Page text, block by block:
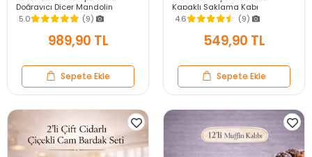
Doğrayıcı Dicer Mandolin
Dilimleyici Jülyen Kesici
Vegetable Chopper Seti
5.0 (9)
989,90 TL
Sepete Ekle
Kapaklı Saklama Kabı
Kahvaltılık Organizer Piknik Seti
Gıda Kutusu
4.6 (9)
549,90 TL
Sepete Ekle